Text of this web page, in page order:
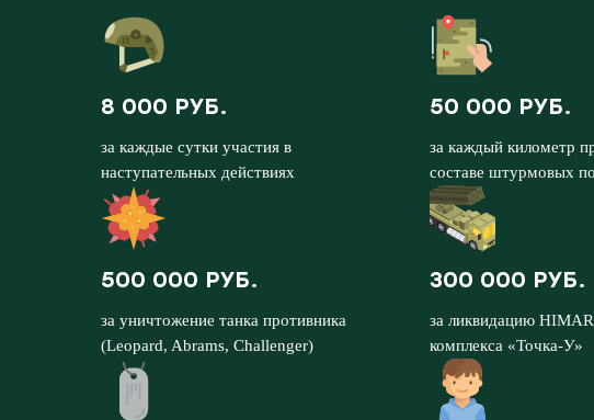
8 000 РУБ.
за каждые сутки участия в
наступательных действиях
50 000 РУБ.
за каждый километр
составе штурмовых
500 000 РУБ.
за уничтожение танка противника
(Leopard, Abrams, Challenger)
300 000 РУБ.
за ликвидацию
комплекса «Точка-У»